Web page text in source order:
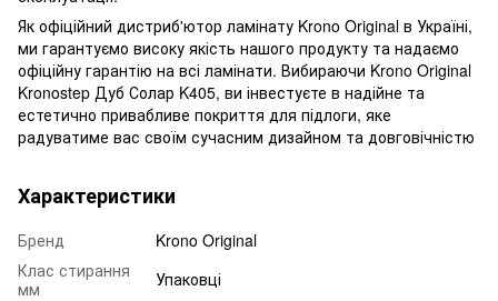
Як офіційний дистриб'ютор ламінату Krono Original в Україні,
ми гарантуємо високу якість нашого продукту та надаємо
офіційну гарантію на всі ламінати. Вибираючи Krono Original
Kronostep Дуб Солар K405, ви інвестуєте в надійне та
естетично привабливе покриття для підлоги, яке
радуватиме вас своїм сучасним дизайном та довговічністю
Характеристики
Бренд
Krono Original
Клас стирання
мм
Упаковці